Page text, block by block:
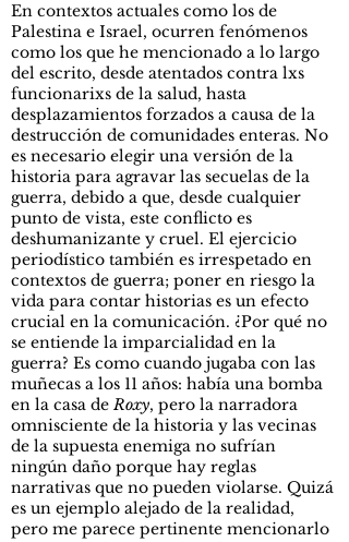
En contextos actuales como los de
Palestina e Israel, ocurren fenómenos
como los que he mencionado a lo largo
del escrito, desde atentados contra lxs
funcionarixs de la salud, hasta
desplazamientos forzados a causa de la
destrucción de comunidades enteras. No
es necesario elegir una versión de la
historia para agravar las secuelas de la
guerra, debido a que, desde cualquier
punto de vista, este conflicto es
deshumanizante y cruel. El ejercicio
periodístico también es irrespetado en
contextos de guerra; poner en riesgo la
vida para contar historias es un efecto
crucial en la comunicación. ¿Por qué no
se entiende la imparcialidad en la
guerra? Es como cuando jugaba con las
muñecas a los 11 años: había una bomba
en la casa de Roxy, pero la narradora
omnisciente de la historia y las vecinas
de la supuesta enemiga no sufrían
ningún daño porque hay reglas
narrativas que no pueden violarse. Quizá
es un ejemplo alejado de la realidad,
pero me parece pertinente mencionarlo